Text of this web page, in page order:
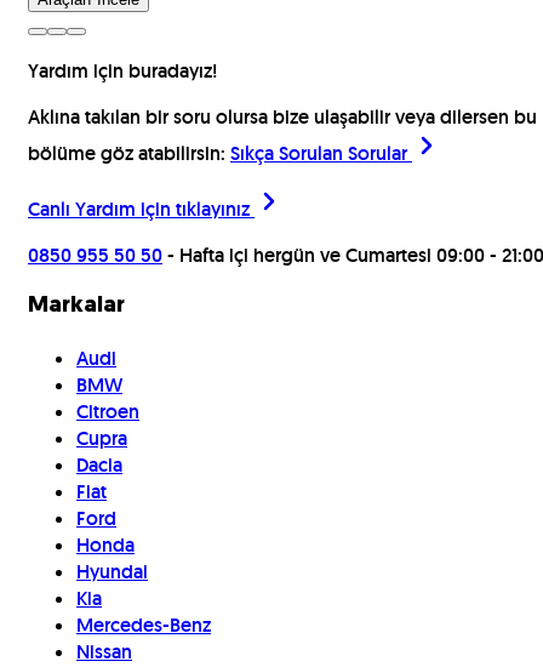
Yardım için buradayız!
Aklına takılan bir soru olursa bize ulaşabilir veya dilersen bu
bölüme göz atabilirsin: Sıkça Sorulan Sorular
Canlı Yardım için tıklayınız
0850 955 50 50- Hafta içi hergün ve Cumartesi 09:00 - 21:00
Markalar
Audi
BMW
Citroen
Cupra
Dacia
Fiat
Ford
Honda
Hyundai
Kia
Mercedes-Benz
Nissan